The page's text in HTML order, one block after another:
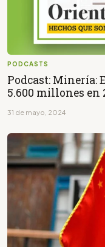
PODCASTS
Podcast: Minería:
5.600 millones en
31 de mayo, 2024